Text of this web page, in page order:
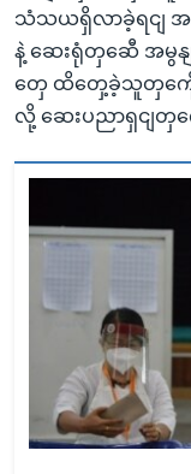
သံသယရှိလာခဲ့ရငျ အနီ
နဲ့ ဆေးရုံတှဆေီ အမွန
တှေ ထိတှေ့ခဲ့သူတှကေို သ
လို့ ဆေးပညာရှငျတှ